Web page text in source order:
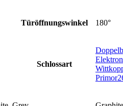
Türöffnungswinkel 180°
Schlossart